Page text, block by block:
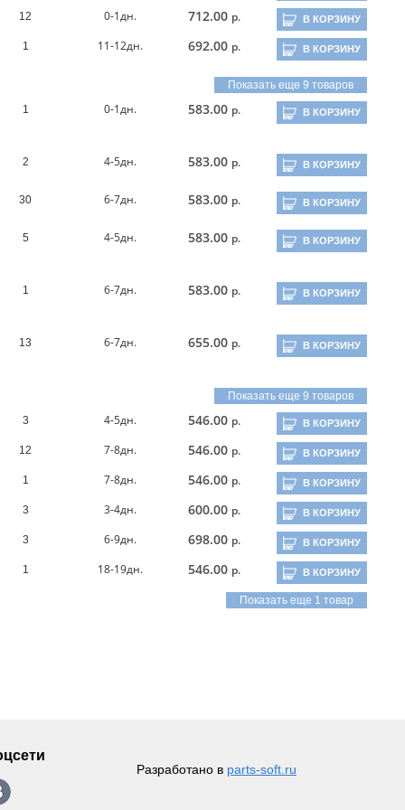
12 0-1дн. 712.00 р. В КОРЗИНУ
1 11-12дн. 692.00 р. В КОРЗИНУ
Показать еще 9 товаров
1
0-1дн. 583.00 р. В КОРЗИНУ
2 4-5дн. 583.00 р. В КОРЗИНУ
30 6-7дн. 583.00 р. В КОРЗИНУ
5 4-5дн. 583.00 р. В КОРЗИНУ
1 6-7дн. 583.00 р. В КОРЗИНУ
13 6-7дн. 655.00 р. В КОРЗИНУ
Показать еще 9 товаров
3
4-5дн. 546.00 р. В КОРЗИНУ
12 7-8дн. 546.00 р. В КОРЗИНУ
1 7-8дн. 546.00 р. В КОРЗИНУ
3 3-4дн. 600.00 р. В КОРЗИНУ
3 6-9дн. 698.00 р. В КОРЗИНУ
1 18-19дн. 546.00 р. В КОРЗИНУ
Показать еще 1 товар
Разработано в parts-soft.ru